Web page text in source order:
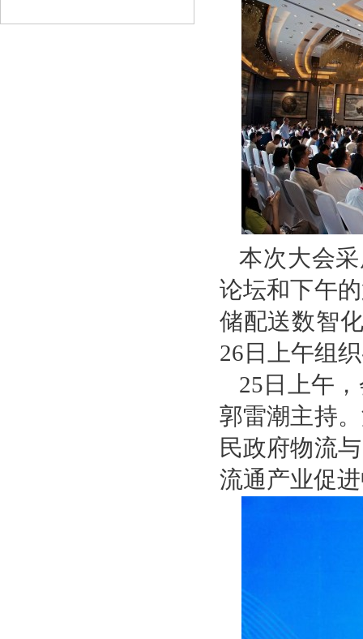
本次大会
论坛和下午
储配送数智
26日上午组
25日上午
郭雷潮主持
民政府物流
流通产业促